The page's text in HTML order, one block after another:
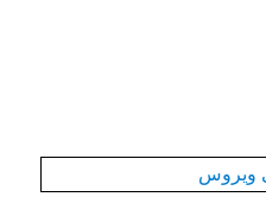
ویروس